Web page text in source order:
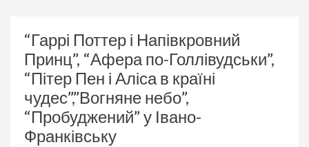
“Гаррі Поттер і Напівкровний
Принц”, “Афера по-Голлівудськи”,
“Пітер Пен і Аліса в країні
чудес”,”Вогняне небо”,
“Пробуджений” у Івано-
Франківську